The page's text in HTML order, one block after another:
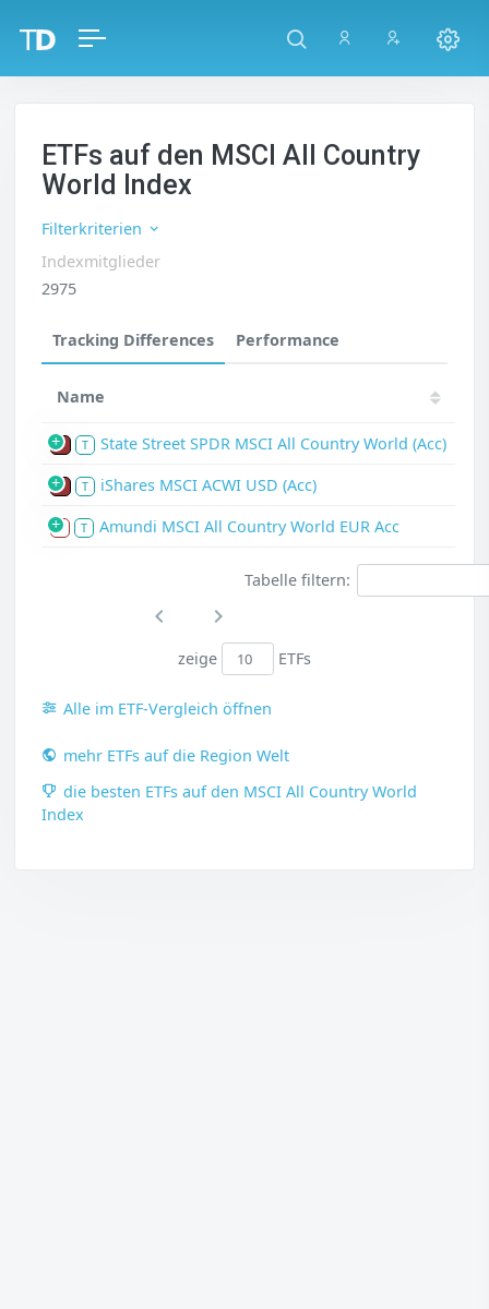
ETFs auf den MSCI All Country
World Index
Filterkriterien
Indexmitglieder
2975
Tracking Differences Performance
Name
P T State Street SPDR MSCI All Country World (Acc)
P T iShares MSCI ACWI USD (Acc)
S T Amundi MSCI All Country World EUR Acc
Tabelle filtern:
zeige ETFs
Alle im ETF-Vergleich öffnen
mehr ETFs auf die Region Welt
die besten ETFs auf den MSCI All Country World
Index